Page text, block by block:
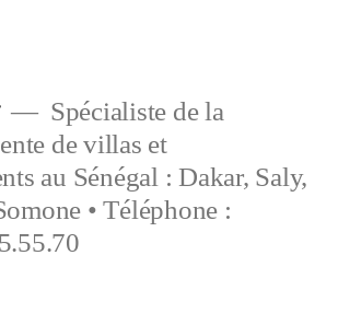
Spécialiste de la
de villas et
au Sénégal : Dakar, Saly,
• Téléphone :